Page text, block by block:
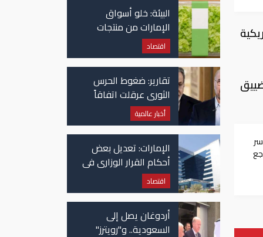
البيئة: خلو أسواق
الإمارات من منتجات
الخس المرتبطة بتفشي
داء السيكلوسبورا
اقتصاد
تقارير: ضغوط الحرس
الثوري عرقلت اتفاقاً
وشيكاً حول هرمز
أخبار عالمية
الإمارات: تعديل بعض
أحكام القرار الوزاري في
شأن الضريبة على
الشركات والأعمال
اقتصاد
أردوغان يصل إلى
السعودية.. و"رويترز"